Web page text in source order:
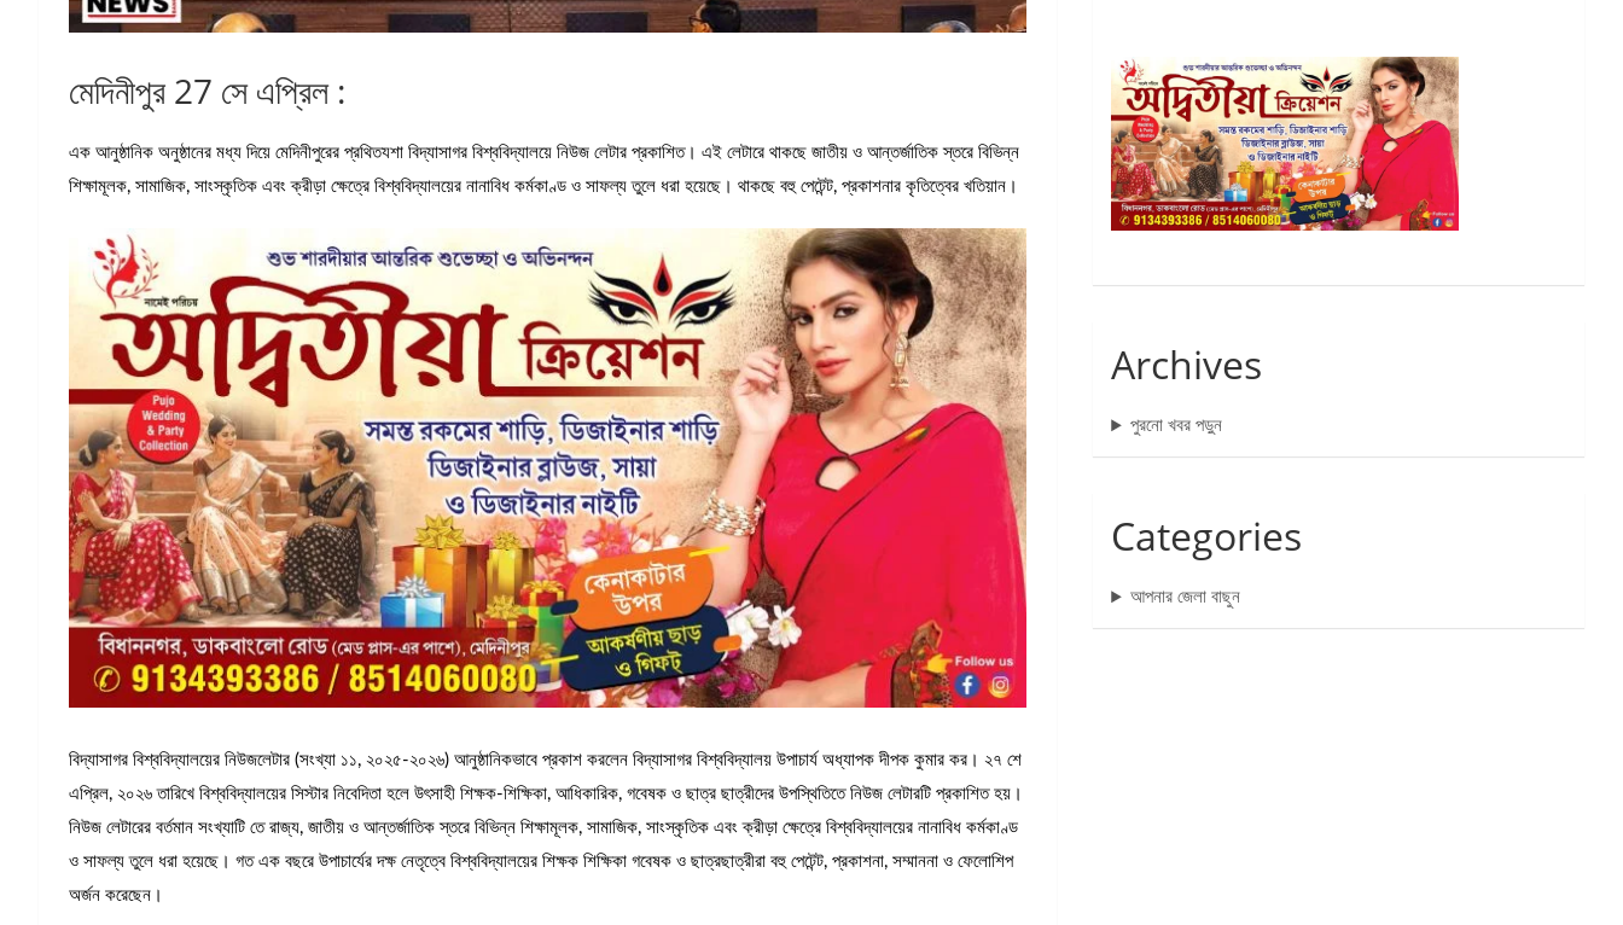
মেদিনীপুর 27 সে এপ্রিল :
এক আনুষ্ঠানিক অনুষ্ঠানের মধ্য দিয়ে মেদিনীপুরের প্রথিতযশা বিদ্যাসাগর বিশ্ববিদ্যালয়ে নিউজ লেটার প্রকাশিত। এই লেটারে থাকছে জাতীয় ও আন্তর্জাতিক স্তরে বিভিন্ন
শিক্ষামূলক, সামাজিক, সাংস্কৃতিক এবং ক্রীড়া ক্ষেত্রে বিশ্ববিদ্যালয়ের নানাবিধ কর্মকাণ্ড ও সাফল্য তুলে ধরা হয়েছে। থাকছে বহু পেটেন্ট, প্রকাশনার কৃতিত্বের খতিয়ান।
বিদ্যাসাগর বিশ্ববিদ্যালয়ের নিউজলেটার (সংখ্যা ১১, ২০২৫-২০২৬) আনুষ্ঠানিকভাবে প্রকাশ করলেন বিদ্যাসাগর বিশ্ববিদ্যালয় উপাচার্য অধ্যাপক দীপক কুমার কর। ২৭ শে
এপ্রিল, ২০২৬ তারিখে বিশ্ববিদ্যালয়ের সিস্টার নিবেদিতা হলে উৎসাহী শিক্ষক-শিক্ষিকা, আধিকারিক, গবেষক ও ছাত্র ছাত্রীদের উপস্থিতিতে নিউজ লেটারটি প্রকাশিত হয়।
নিউজ লেটারের বর্তমান সংখ্যাটি তে রাজ্য, জাতীয় ও আন্তর্জাতিক স্তরে বিভিন্ন শিক্ষামূলক, সামাজিক, সাংস্কৃতিক এবং ক্রীড়া ক্ষেত্রে বিশ্ববিদ্যালয়ের নানাবিধ কর্মকাণ্ড
ও সাফল্য তুলে ধরা হয়েছে। গত এক বছরে উপাচার্যের দক্ষ নেতৃত্বে বিশ্ববিদ্যালয়ের শিক্ষক শিক্ষিকা গবেষক ও ছাত্রছাত্রীরা বহু পেটেন্ট, প্রকাশনা, সম্মাননা ও ফেলোশিপ
অর্জন করেছেন।
Archives
পুরনো খবর পড়ুন
Categories
আপনার জেলা বাছুন